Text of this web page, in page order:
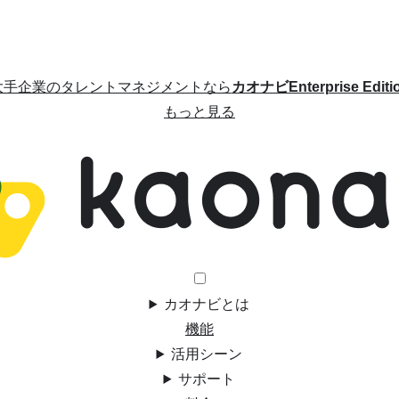
企業のタレントマネジメントならカオナビEnterprise
もっと見る
カオナビとは
機能
活用シーン
サポート